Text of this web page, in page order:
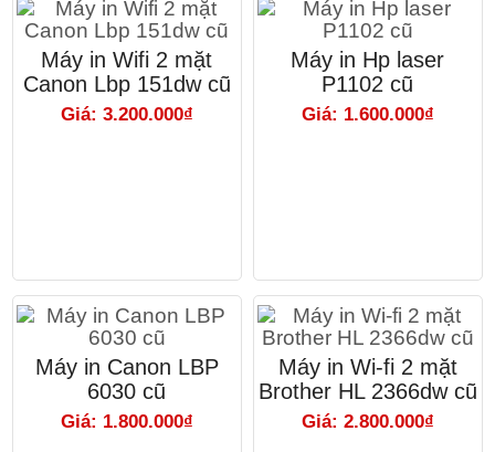
Máy in Wifi 2 mặt
Canon Lbp 151dw cũ
Giá: 3.200.000₫
Máy in Hp laser
P1102 cũ
Giá: 1.600.000₫
Máy in Canon LBP
6030 cũ
Giá: 1.800.000₫
Máy in Wi-fi 2 mặt
Brother HL 2366dw cũ
Giá: 2.800.000₫